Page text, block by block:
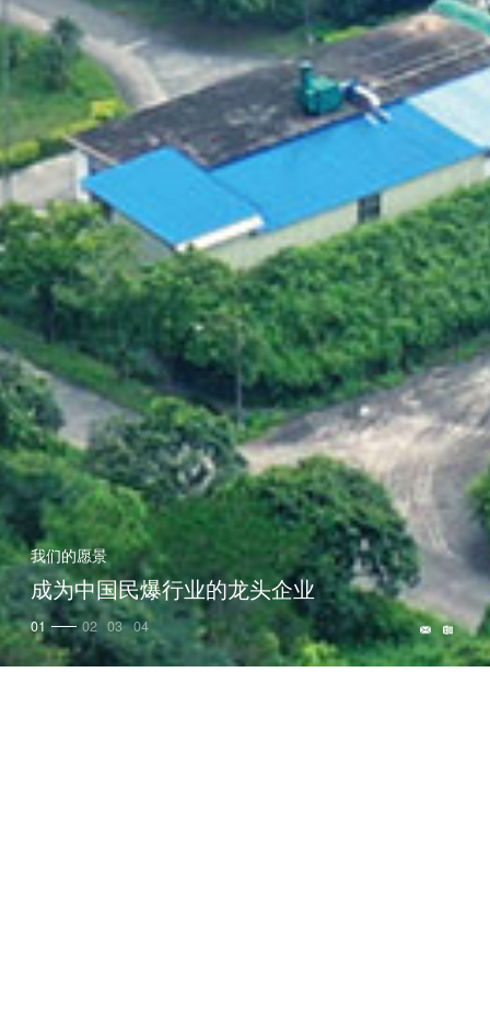
我们的愿景
成为中国民爆行业的龙头企业
01 02 03 04